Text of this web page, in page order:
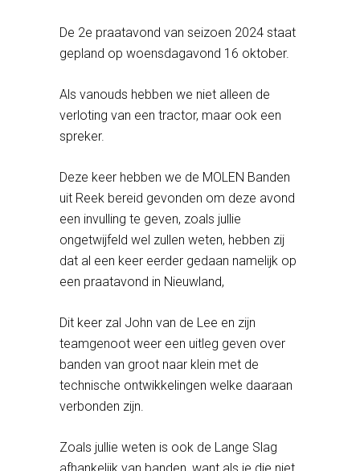
De 2e praatavond van seizoen 2024 staat
gepland op woensdagavond 16 oktober.
Als vanouds hebben we niet alleen de
verloting van een tractor, maar ook een
spreker.
Deze keer hebben we de MOLEN Banden
uit Reek bereid gevonden om deze avond
een invulling te geven, zoals jullie
ongetwijfeld wel zullen weten, hebben zij
dat al een keer eerder gedaan namelijk op
een praatavond in Nieuwland,
Dit keer zal John van de Lee en zijn
teamgenoot weer een uitleg geven over
banden van groot naar klein met de
technische ontwikkelingen welke daaraan
verbonden zijn.
Zoals jullie weten is ook de Lange Slag
afhankelijk van banden, want als je die niet